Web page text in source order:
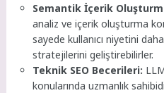
Semantik İçerik
analiz ve içerik oluşturma
sayede kullanıcı niyetini
stratejilerini geliştirebilirler.
Teknik SEO Becerileri:
konularında uzmanlık